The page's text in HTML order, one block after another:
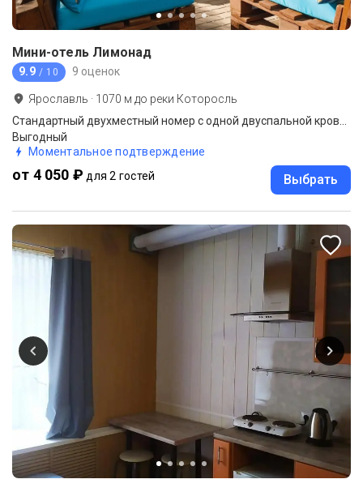
Мини-отель Лимонад
9.9 / 10 9 оценок
Ярославль · 1070 м до реки Которосль
Выгодный
Моментальное подтверждение
от 4 050 ₽ для 2 гостей Выбрать